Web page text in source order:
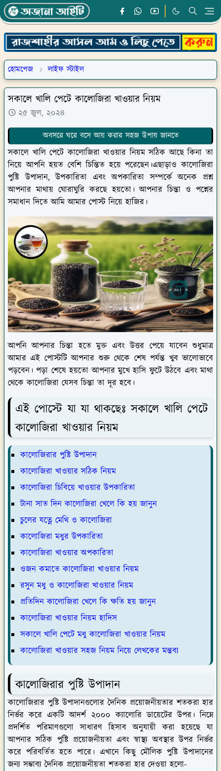
হোমপেজ লাইফ স্টাইল
সকালে খালি পেটে কালোজিরা খাওয়ার নিয়ম
২৫ জুল, ২০২৪
অবসরে ঘরে বসে আয় করার সহজ উপায় জানতে
সকালে খালি পেটে কালোজিরা খাওয়ার নিয়ম সঠিক আছে কিনা তা
নিয়ে আপনি হয়ত বেশি চিন্তিত হয়ে পরেছেন।এছাড়াও কালোজিরা
পুষ্টি উপাদান, উপকারিতা এবং অপকারিতা সম্পর্কে অনেক প্রশ্ন
আপনার মাথায় ঘোরাঘুরি করছে হয়তো। আপনার চিন্তা ও পশ্নের
সমাধান দিতে আমি আমার পোস্ট নিয়ে হাজির।
আপনি আপনার চিন্তা হতে মুক্ত এবং উত্তর পেয়ে যাবেন শুধুমাত্র
আমার এই পোস্টটি আপনার শুরু থেকে শেষ পর্যন্ত খুব ভালোভাবে
পড়বেন। পড়া শেষে হয়তো আপনার মুখে হাসি ফুটে উঠবে এবং মাথা
থেকে কালোজিরা যেসব চিন্তা তা দূর হবে।
এই পোস্টে যা যা থাকছেঃ সকালে খালি পেটে
কালোজিরা খাওয়ার নিয়ম
কালোজিরার পুষ্টি উপাদান
কালোজিরা খাওয়ার সঠিক নিয়ম
কালোজিরা চিবিয়ে খাওয়ার উপকারিতা
টানা সাত দিন কালোজিরা খেলে কি হয় জানুন
চুলের যত্নে মেথি ও কালোজিরা
কালোজিরা মধুর উপকারিতা
কালোজিরা খাওয়ার অপকারিতা
ওজন কমাতে কালোজিরা খাওয়ার নিয়ম
রসুন মধু ও কালোজিরা খাওয়ার নিয়ম
প্রতিদিন কালোজিরা খেলে কি ক্ষতি হয় জানুন
কালোজিরা খাওয়ার নিয়ম হাদিস
সকালে খালি পেটে মধু কালোজিরা খাওয়ার নিয়ম
কালোজিরা খাওয়ার সহজ নিয়ম নিয়ে লেখকের মন্তব্য
কালোজিরার পুষ্টি উপাদান
কালোজিরার পুষ্টি উপাদানগুলোর দৈনিক প্রয়োজনীয়তার শতকরা হার
নির্ভর করে একটি আদর্শ ২০০০ ক্যালোরি ডায়েটের উপর। নিম্নে
প্রদর্শিত পরিমাণগুলো সাধারণ হিসাব অনুযায়ী করা হয়েছে যা
আপনার সঠিক পুষ্টি প্রয়োজনীয়তা এবং স্বাস্থ্য অবস্থার উপর নির্ভর
করে পরিবর্তিত হতে পারে। এখানে কিছু মৌলিক পুষ্টি উপাদানের
জন্য সম্ভাব্য দৈনিক প্রয়োজনীয়তা শতকরা হার দেওয়া হলো-